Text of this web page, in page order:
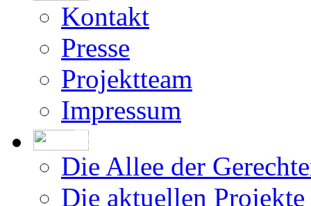
Kontakt
Presse
Projektteam
Impressum
Die Allee der
Die aktuellen Projekte
Die Erstellung der Datenbank beruht auf
den vom DÖW - Dokumentationsarchiv des
Österreichischen Widerstandes - zur Ver-